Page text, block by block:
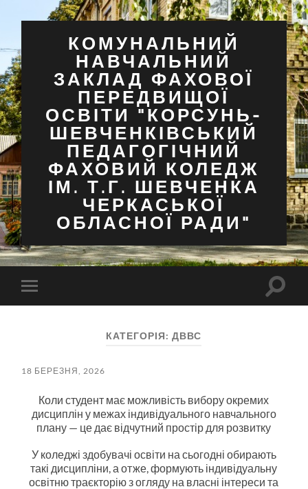
КОМУНАЛЬНИЙ
НАВЧАЛЬНИЙ
ЗАКЛАД ФАХОВОЇ
ПЕРЕДВИЩОЇ
ОСВІТИ "КОРСУНЬ-
ШЕВЧЕНКІВСЬКИЙ
ПЕДАГОГІЧНИЙ
ФАХОВИЙ КОЛЕДЖ
ІМ. Т.Г. ШЕВЧЕНКА
ЧЕРКАСЬКОЇ
ОБЛАСНОЇ РАДИ"
Перемкнути
мобільне
КАТЕГОРІЯ:ДВВС
18 БЕРЕЗНЯ, 2026
Коли студент має можливість вибору окремих
дисциплін у межах індивідуального навчального
плану — це дає відчутний простір для розвитку
У коледжі здобувачі освіти на сьогодні обирають
такі дисципліни, а отже, формують індивідуальну
освітню траєкторію з огляду на власні інтереси та